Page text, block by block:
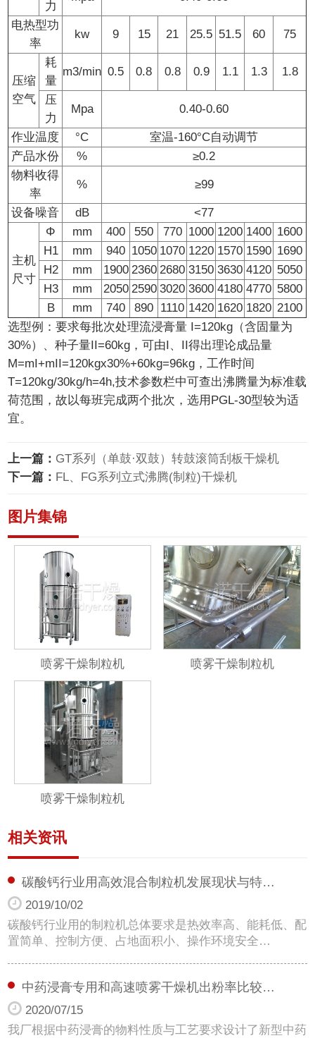
力
电热型功
率
kw 9 15 21 25.5 51.5 60 75
压缩
空气
耗
量
m3/min 0.5 0.8 0.8 0.9 1.1 1.3 1.8
压
力
Mpa 0.40-0.60
作业温度 °C
室温-160°C自动调节
产品水份
%
≥0.2
物料收得
率
% ≥99
设备噪音 dB <77
主机
尺寸
Φ mm 400 550 770 1000 1200 1400 1600
H1
mm 940 1050 1070 1220 1570 1590 1690
H2
mm 1900 2360 2680 3150 3630 4120 5050
H3
mm 2050 2590 3020 3600 4180 4770 5800
B
mm 740 890 1110 1420 1620 1820 2100
选型例：要求每批次处理流浸膏量 I=120kg（含固量为
30%）、种子量II=60kg，可由I、II得出理论成品量
M=mI+mII=120kgx30%+60kg=96kg，工作时间
T=120kg/30kg/h=4h,技术参数栏中可查出沸腾量为标准载
荷范围，故以每班完成两个批次，选用PGL-30型较为适
宜。
上一篇： GT系列（单鼓·双鼓）转鼓滚筒刮板干燥机
下一篇： FL、FG系列立式沸腾(制粒)干燥机
图片集锦
喷雾干燥制粒机 喷雾干燥制粒机
喷雾干燥制粒机
相关资讯
碳酸钙行业用高效混合制粒机发展现状与特…
2019/10/02
碳酸钙行业用的制粒机总体要求是热效率高、能耗低、配
置简单、控制方便、占地面积小、操作环境安全…
中药浸膏专用和高速喷雾干燥机出粉率比较…
2020/07/15
我厂根据中药浸膏的物料性质与工艺要求设计了新型中药